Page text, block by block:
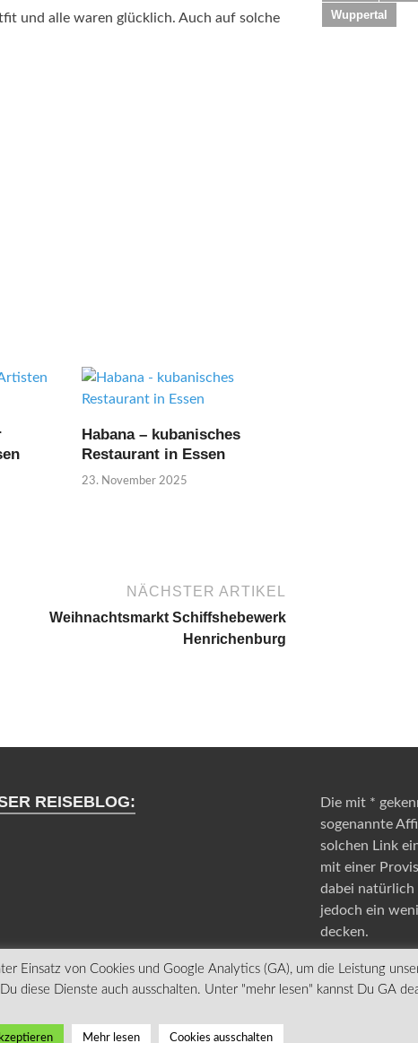
und alle waren glücklich. Auch auf solche
Habana – kubanisches
Restaurant in Essen
23. November 2025
NÄCHSTER ARTIKEL
Weihnachtsmarkt Schiffshebewerk
Henrichenburg
Wuppertal
REISEBLOG:
Die mit *
sogenannte
solchen Link
mit einer
dabei
jedoch ein
decken.
Einsatz von Cookies und Google Analytics (GA), um die Leistung
diese Dienste auch ausschalten. Unter "mehr lesen" kannst Du GA
Mehr lesen Cookies ausschalten